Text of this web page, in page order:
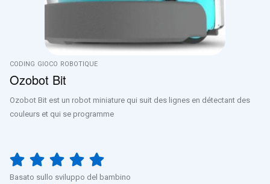
CODING GIOCO ROBOTIQUE
Ozobot Bit
Ozobot Bit est un robot miniature qui suit des lignes en détectant des
couleurs et qui se programme
Basato sullo sviluppo del bambino